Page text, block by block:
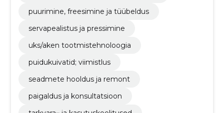
puurimine, freesimine ja tüübeldus
servapealistus ja pressimine
uks/aken tootmistehnoloogia
puidukuivatid; viimistlus
seadmete hooldus ja remont
paigaldus ja konsultatsioon